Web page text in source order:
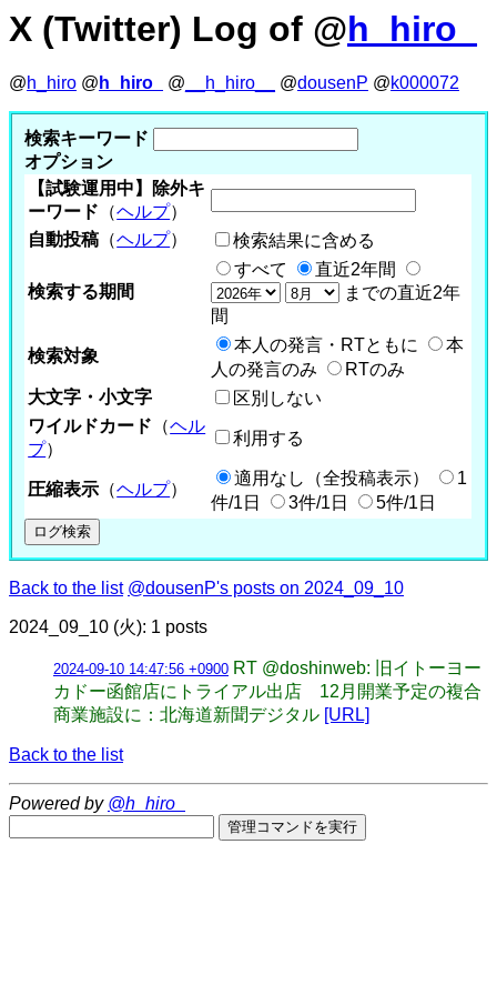
X (Twitter) Log of @h_hiro_
@h_hiro @ h_hiro_ @ __h_hiro__ @dousenP @k000072
検索キーワード
オプション
【試験運用中】除外キ
ーワード （ヘルプ）
自動投稿 （ヘルプ） 検索結果に含める
検索する期間
すべて
直近2年間
までの直近2年
間
検索対象
本人の発言・RTともに
本
人の発言のみ
RTのみ
大文字・小文字
区別しない
ワイルドカード （ヘル
プ）
利用する
圧縮表示 （ヘルプ）
適用なし（全投稿表示）
1
件/1日
3件/1日 5件/1日
Back to the list @dousenP's posts on 2024_09_10
2024_09_10 (火): 1 posts
2024-09-10 14:47:56 +0900 RT @doshinweb: 旧イトーヨー
カドー函館店にトライアル出店 12月開業予定の複合
商業施設に：北海道新聞デジタル [URL]
Back to the list
Powered by @h_hiro_